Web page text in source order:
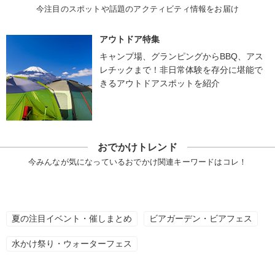
今注目のスポットや話題のアクティビティ情報をお届け
アウトドア特集
キャンプ場、グランピングからBBQ、アス
レチックまで！非日常体験を存分に堪能で
きるアウトドアスポットを紹介
おでかけトレンド
今みんなが気になっているおでかけ関連キーワードはコレ！
夏の注目イベント・催しまとめ ビアガーデン・ビアフェス
水かけ祭り・ウォーターフェス